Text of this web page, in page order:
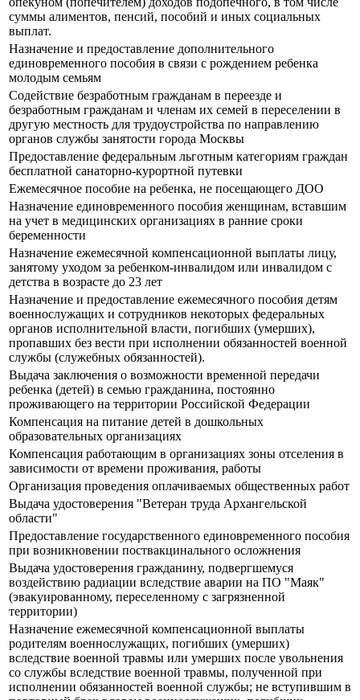
суммы алиментов, пенсий, пособий и иных социальных
выплат.
Назначение и предоставление дополнительного
единовременного пособия в связи с рождением ребенка
молодым семьям
Содействие безработным гражданам в переезде и
безработным гражданам и членам их семей в переселении в
другую местность для трудоустройства по направлению
органов службы занятости города Москвы
Предоставление федеральным льготным категориям граждан
бесплатной санаторно-курортной путевки
Ежемесячное пособие на ребенка, не посещающего ДОО
Назначение единовременного пособия женщинам, вставшим
на учет в медицинских организациях в ранние сроки
беременности
Назначение ежемесячной компенсационной выплаты лицу,
занятому уходом за ребенком-инвалидом или инвалидом с
детства в возрасте до 23 лет
Назначение и предоставление ежемесячного пособия детям
военнослужащих и сотрудников некоторых федеральных
органов исполнительной власти, погибших (умерших),
пропавших без вести при исполнении обязанностей военной
службы (служебных обязанностей).
Выдача заключения о возможности временной передачи
ребенка (детей) в семью гражданина, постоянно
проживающего на территории Российской Федерации
Компенсация на питание детей в дошкольных
образовательных организациях
Компенсация работающим в организациях зоны отселения в
зависимости от времени проживания, работы
Организация проведения оплачиваемых общественных работ
Выдача удостоверения "Ветеран труда Архангельской
области"
Предоставление государственного единовременного пособия
при возникновении поствакцинального осложнения
Выдача удостоверения гражданину, подвергшемуся
воздействию радиации вследствие аварии на ПО "Маяк"
(эвакуированному, переселенному с загрязненной
территории)
Назначение ежемесячной компенсационной выплаты
родителям военнослужащих, погибших (умерших)
вследствие военной травмы или умерших после увольнения
со службы вследствие военной травмы, полученной при
исполнении обязанностей военной службы; не вступившим в